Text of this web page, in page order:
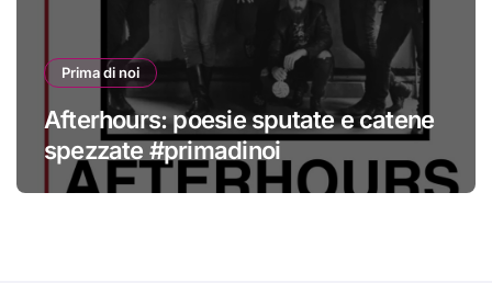
Prima di noi
Afterhours: poesie sputate e catene
spezzate #primadinoi